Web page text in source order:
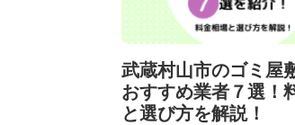
武蔵村山市のゴミ屋
おすすめ業者７選！
と選び方を解説！